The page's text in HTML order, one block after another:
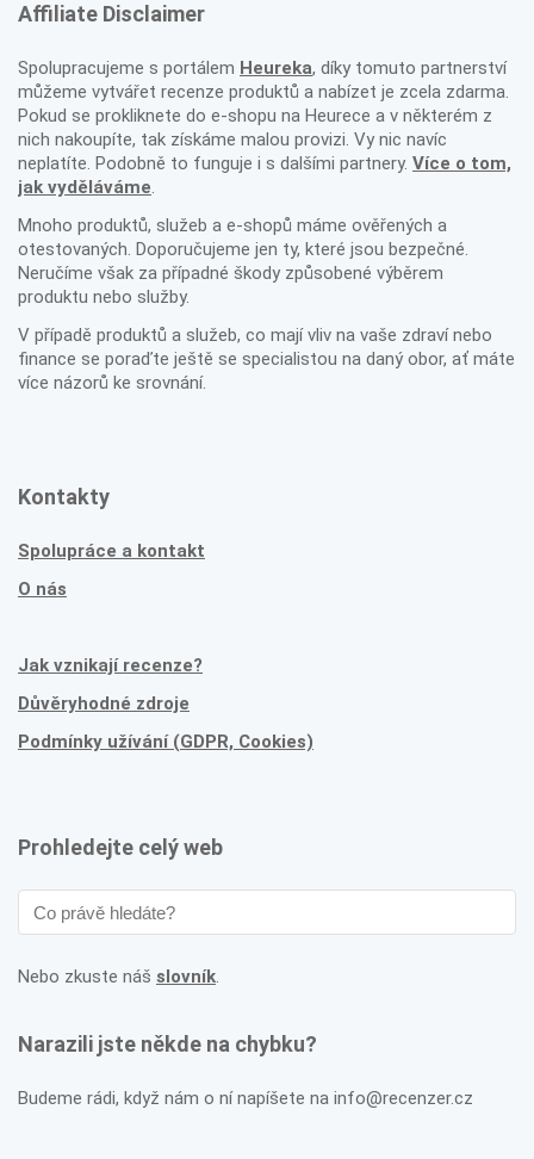
Affiliate Disclaimer
Spolupracujeme s portálem Heureka, díky tomuto partnerství
můžeme vytvářet recenze produktů a nabízet je zcela zdarma.
Pokud se prokliknete do e-shopu na Heurece a v některém z
nich nakoupíte, tak získáme malou provizi. Vy nic navíc
neplatíte. Podobně to funguje i s dalšími partnery. Více o tom,
jak vyděláváme.
Mnoho produktů, služeb a e-shopů máme ověřených a
otestovaných. Doporučujeme jen ty, které jsou bezpečné.
Neručíme však za případné škody způsobené výběrem
produktu nebo služby.
V případě produktů a služeb, co mají vliv na vaše zdraví nebo
finance se poraďte ještě se specialistou na daný obor, ať máte
více názorů ke srovnání.
Kontakty
Spolupráce a kontakt
O nás
Jak vznikají recenze?
Důvěryhodné zdroje
Podmínky užívání (GDPR, Cookies)
Prohledejte celý web
Nebo zkuste náš slovník.
Narazili jste někde na chybku?
Budeme rádi, když nám o ní napíšete na info@recenzer.cz